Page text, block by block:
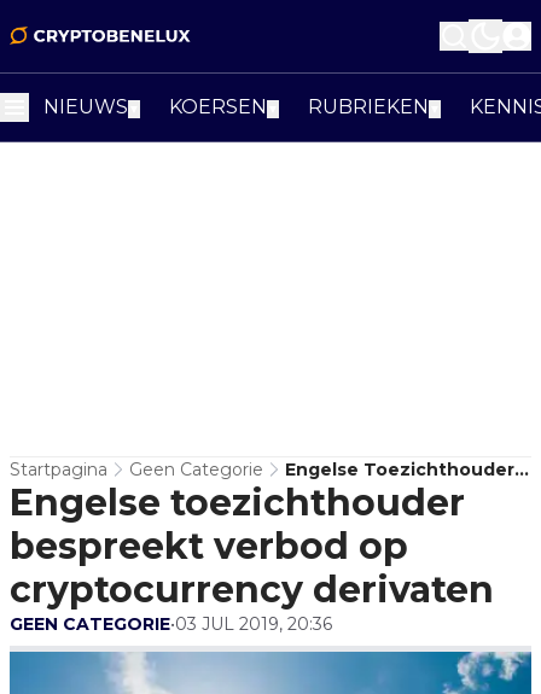
NIEUWS KOERSEN RUBRIEKEN
Startpagina Geen Categorie
Engelse Toezichthouder
Bespreekt Verbod Op
Cryptocurrency Derivaten
Engelse toezichthouder
bespreekt verbod op
cryptocurrency derivaten
GEEN CATEGORIE•03 JUL 2019, 20:36